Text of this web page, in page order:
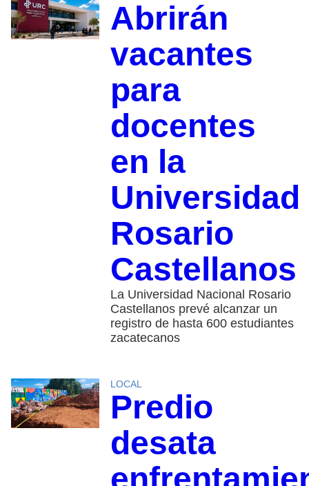
Abrirán
vacantes
para
docentes
en la
Universidad
Rosario
Castellanos
La Universidad Nacional Rosario
Castellanos prevé alcanzar un
registro de hasta 600 estudiantes
zacatecanos
LOCAL
Predio
desata